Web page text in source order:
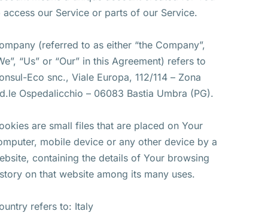
access our Service or parts of our Service.
(referred to as either “the Company”,
“Us” or “Our” in this Agreement) refers to
Eco snc., Viale Europa, 112/114 – Zona
Ospedalicchio – 06083 Bastia Umbra (PG).
are small files that are placed on Your
mobile device or any other device by a
containing the details of Your browsing
on that website among its many uses.
refers to: Italy